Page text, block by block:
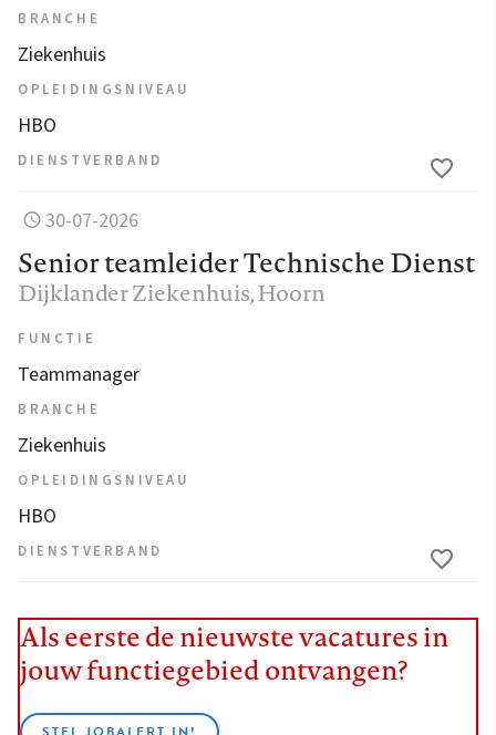
BRANCHE
Ziekenhuis
OPLEIDINGSNIVEAU
HBO
DIENSTVERBAND
30-07-2026
Senior teamleider Technische Dienst
Dijklander Ziekenhuis, Hoorn
FUNCTIE
Teammanager
BRANCHE
Ziekenhuis
OPLEIDINGSNIVEAU
HBO
DIENSTVERBAND
Als eerste de nieuwste vacatures in
jouw functiegebied ontvangen?